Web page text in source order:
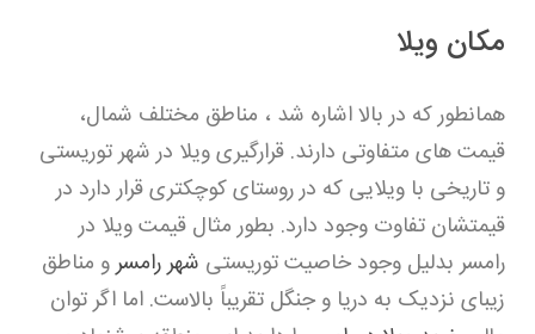
مکان ویلا
همانطور که در بالا اشاره شد ، مناطق مختلف شمال،
قیمت های متفاوتی دارند. قرارگیری ویلا در شهر توریستی
و تاریخی با ویلایی که در روستای کوچکتری قرار دارد در
قیمتشان تفاوت وجود دارد. بطور مثال قیمت ویلا در
رامسر بدلیل وجود خاصیت توریستی شهر رامسرو مناطق
زیبای نزدیک به دریا و جنگل تقریباً بالاست. اما اگر توان